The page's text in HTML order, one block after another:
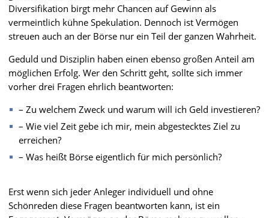
Diversifikation birgt mehr Chancen auf Gewinn als
vermeintlich kühne Spekulation. Dennoch ist Vermögen
streuen auch an der Börse nur ein Teil der ganzen Wahrheit.
Geduld und Disziplin haben einen ebenso großen Anteil am
möglichen Erfolg. Wer den Schritt geht, sollte sich immer
vorher drei Fragen ehrlich beantworten:
– Zu welchem Zweck und warum will ich Geld investieren?
– Wie viel Zeit gebe ich mir, mein abgestecktes Ziel zu
erreichen?
– Was heißt Börse eigentlich für mich persönlich?
Erst wenn sich jeder Anleger individuell und ohne
Schönreden diese Fragen beantworten kann, ist ein